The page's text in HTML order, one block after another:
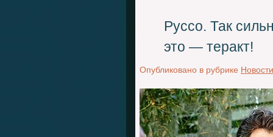
Руссо. Так
это — теракт!
Опубликовано в рубрике Новости